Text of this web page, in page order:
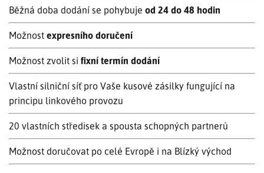
Běžná doba dodání se pohybuje od 24 do 48 hodin
Možnost expresního doručení
Možnost zvolit si fixní termín dodání
Vlastní silniční síť pro Vaše kusové zásilky fungující na
principu linkového provozu
20 vlastních středisek a spousta schopných partnerů
Možnost doručovat po celé Evropě i na Blízký východ